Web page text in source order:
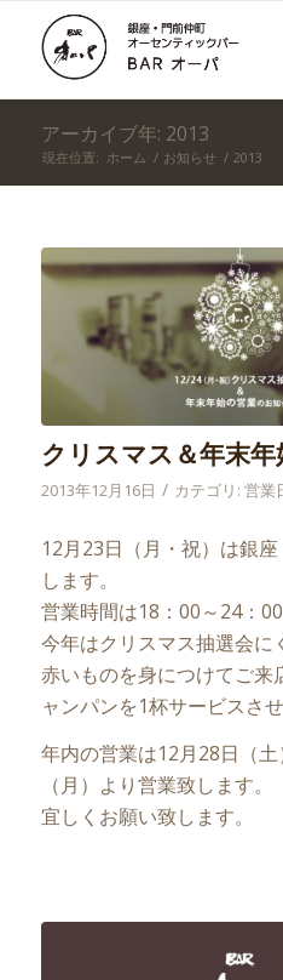
アーカイブ年: 2013
現在位置: ホーム / お知らせ / 2013
クリスマス＆年末
2013年12月16日 / カテゴリ: 営業
12月23日（月・祝）は銀
します。
営業時間は18：00～24：00
今年はクリスマス抽選会に
赤いものを身につけてご来
ャンパンを1杯サービスさせ
年内の営業は12月28日（
（月）より営業致します。
宜しくお願い致します。